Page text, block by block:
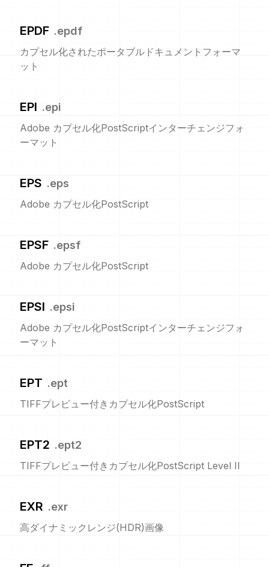
EPDF .epdf
カプセル化されたポータブルドキュメントフォーマ
ット
EPI .epi
Adobe カプセル化PostScriptインターチェンジフォ
ーマット
EPS .eps
Adobe カプセル化PostScript
EPSF .epsf
Adobe カプセル化PostScript
EPSI .epsi
Adobe カプセル化PostScriptインターチェンジフォ
ーマット
EPT .ept
TIFFプレビュー付きカプセル化PostScript
EPT2 .ept2
TIFFプレビュー付きカプセル化PostScript Level II
EXR .exr
高ダイナミックレンジ(HDR)画像